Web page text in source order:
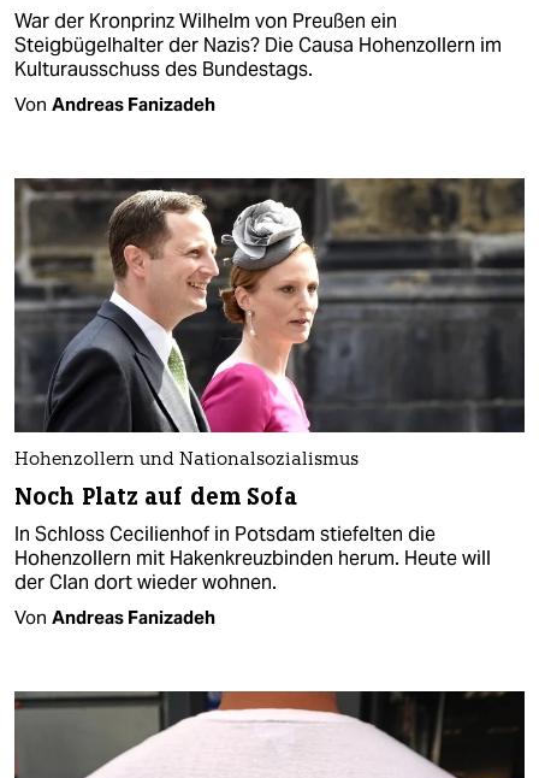
War der Kronprinz Wilhelm von Preußen ein
Steigbügelhalter der Nazis? Die Causa Hohenzollern im
Kulturausschuss des Bundestags.
Von Andreas Fanizadeh
Hohenzollern und Nationalsozialismus
Noch Platz auf dem Sofa
In Schloss Cecilienhof in Potsdam stiefelten die
Hohenzollern mit Hakenkreuz­binden herum. Heute will
der Clan dort wieder wohnen.
Von Andreas Fanizadeh